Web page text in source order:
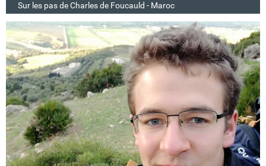
Sur les pas de Charles de Foucauld - Maroc